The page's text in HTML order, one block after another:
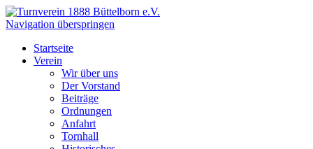
Navigation überspringen
Startseite
Verein
Wir über uns
Der Vorstand
Beiträge
Ordnungen
Anfahrt
Tornhall